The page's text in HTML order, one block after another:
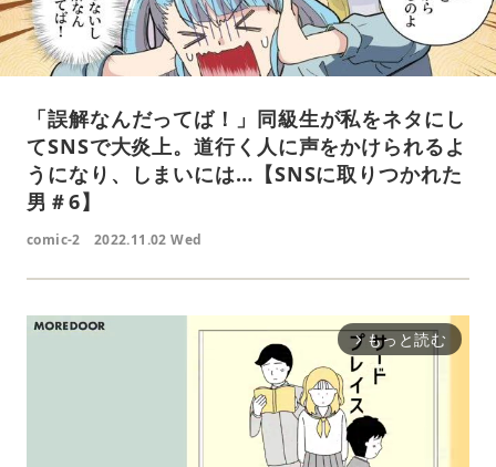
「誤解なんだってば！」同級生が私をネタにし
てSNSで大炎上。道行く人に声をかけられるよ
うになり、しまいには…【SNSに取りつかれた
男＃6】
comic-2 2022.11.02 Wed
arrow_forward_ios もっと読む